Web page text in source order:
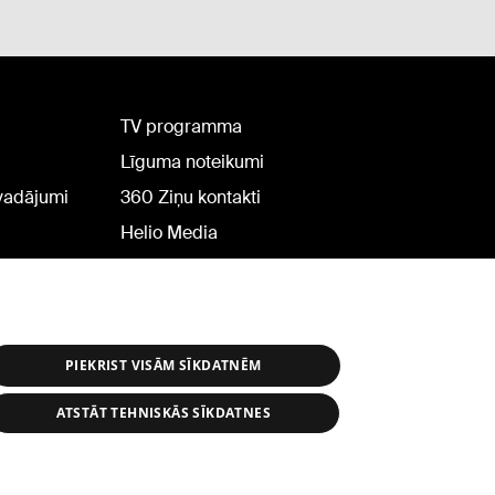
TV programma
Līguma noteikumi
360 Ziņu kontakti
Helio Media
PIEKRIST VISĀM SĪKDATNĒM
ATSTĀT TEHNISKĀS SĪKDATNES